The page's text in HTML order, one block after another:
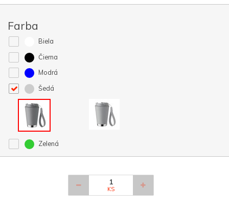
Farba
Biela
Čierna
Modrá
Šedá
Zelená
KS